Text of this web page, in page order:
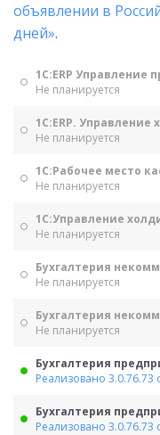
объявлении в
дней».
1С:ERP Управление
Не планируется
1С:ERP. Управление
Не планируется
1С:Рабочее место
Не планируется
1С:Управление
Не планируется
Бухгалтерия
Не планируется
Бухгалтерия
Не планируется
Бухгалтерия
Реализовано 3.0.76.73
Бухгалтерия
Реализовано 3.0.76.73